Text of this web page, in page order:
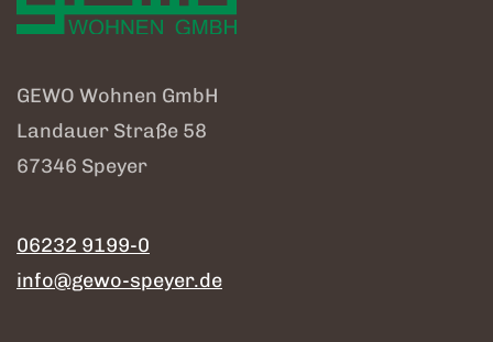
GEWO Wohnen GmbH
Landauer Straße 58
67346 Speyer
06232 9199-0
info@gewo-speyer.de